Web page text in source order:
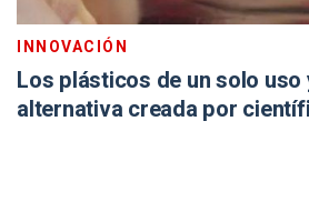
INNOVACIÓN
Los plásticos de un solo uso
alternativa creada por